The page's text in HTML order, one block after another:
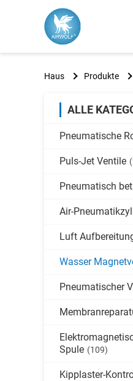
Haus Produkte
ALLE
Pneumatische
Puls-Jet Ventile
Pneumatisch
Air-
Luft
Wasser
Pneumatischer
Spule (109)
Kipplaster-